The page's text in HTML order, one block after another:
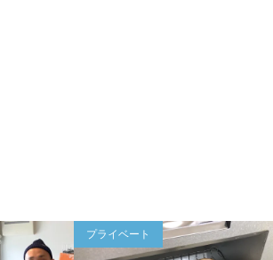
プライベート